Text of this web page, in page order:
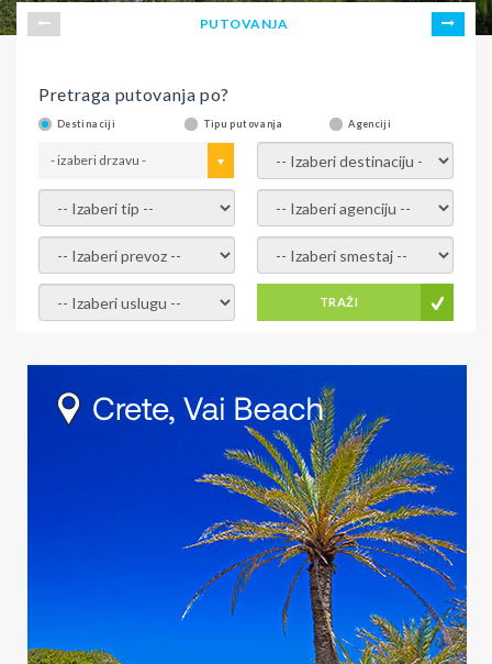
PUTOVANJA
Pretraga putovanja po?
Destinaciji Tipu putovanja Agenciji
- izaberi drzavu - - izaberi destinaciju -
- izaberi tip - - izaberi agenciju -
- izaberi prevoz - - Izaberite smestaj -
- Izaberite uslugu - TRAŽI